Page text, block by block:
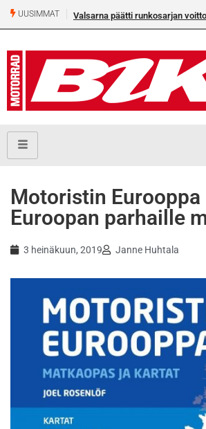
UUSIMMAT Valsarna päätti runkosarjan
Motoristin Eurooppa
Euroopan parhaille
3 heinäkuun, 2019 Janne Huhtala